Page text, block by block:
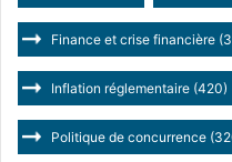
Finance et crise financière
Inflation réglementaire (420)
Politique de concurrence